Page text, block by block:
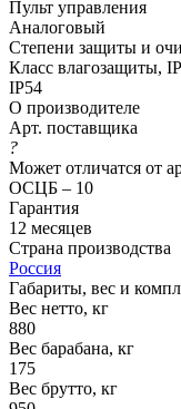
Пульт управления
Аналоговый
Степени защиты и
Класс влагозащиты, IP
IP54
О производителе
Арт. поставщика
?
Может отличатся от
ОСЦБ – 10
Гарантия
12 месяцев
Страна производства
Россия
Габариты, вес и
Вес нетто, кг
880
Вес барабана, кг
175
Вес брутто, кг